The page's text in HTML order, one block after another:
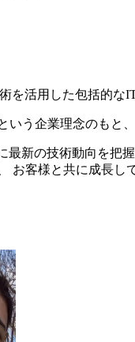
を活用した包括的な
いう企業理念のもと
最新の技術動向を把
お客様と共に成長し